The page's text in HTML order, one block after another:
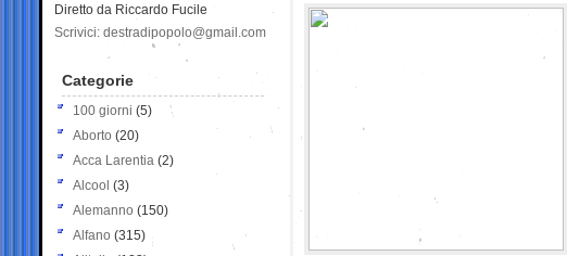
Diretto da Riccardo Fucile
Scrivici: destradipopolo@gmail.com
Categorie
100 giorni (5)
Aborto (20)
Acca Larentia (2)
Alcool (3)
Alemanno (150)
Alfano (315)